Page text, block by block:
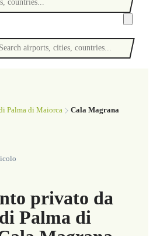
Palma di Maiorca Cala Magrana
privato da
Palma di